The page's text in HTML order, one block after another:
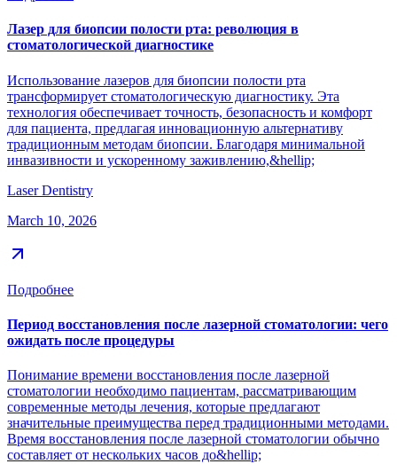
Лазер для биопсии полости рта: революция в
стоматологической диагностике
Использование лазеров для биопсии полости рта
трансформирует стоматологическую диагностику. Эта
технология обеспечивает точность, безопасность и комфорт
для пациента, предлагая инновационную альтернативу
традиционным методам биопсии. Благодаря минимальной
инвазивности и ускоренному заживлению,&hellip;
Laser Dentistry
March 10, 2026
Подробнее
Период восстановления после лазерной стоматологии: чего
ожидать после процедуры
Понимание времени восстановления после лазерной
стоматологии необходимо пациентам, рассматривающим
современные методы лечения, которые предлагают
значительные преимущества перед традиционными методами.
Время восстановления после лазерной стоматологии обычно
составляет от нескольких часов до&hellip;